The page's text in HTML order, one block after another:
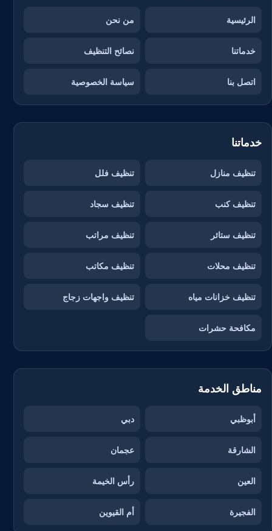
الرئيسية من نحن
خدماتنا نصائح التنظيف
اتصل بنا سياسة الخصوصية
خدماتنا
تنظيف منازل تنظيف فلل
تنظيف كنب تنظيف سجاد
تنظيف ستائر تنظيف مراتب
تنظيف محلات تنظيف مكاتب
تنظيف خزانات مياه تنظيف واجهات زجاج
مكافحة حشرات
مناطق الخدمة
أبوظبي دبي
الشارقة عجمان
العين رأس الخيمة
الفجيرة أم القيوين